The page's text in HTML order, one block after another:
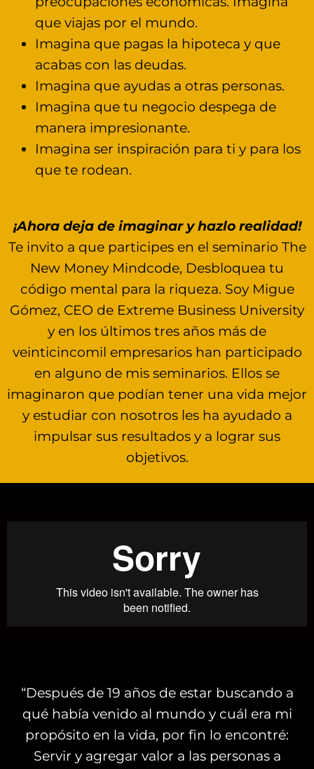
que viajas por el mundo.
Imagina que pagas la hipoteca y que
acabas con las deudas.
Imagina que ayudas a otras personas.
Imagina que tu negocio despega de
manera impresionante.
Imagina ser inspiración para ti y para los
que te rodean.
¡Ahora deja de imaginar y hazlo realidad!
Te invito a que participes en el seminario The
New Money Mindcode, Desbloquea tu
código mental para la riqueza. Soy Migue
Gómez, CEO de Extreme Business University
y en los últimos tres años más de
veinticincomil empresarios han participado
en alguno de mis seminarios. Ellos se
imaginaron que podían tener una vida mejor
y estudiar con nosotros les ha ayudado a
impulsar sus resultados y a lograr sus
objetivos.
“Después de 19 años de estar buscando a
qué había venido al mundo y cuál era mi
propósito en la vida, por fin lo encontré:
Servir y agregar valor a las personas a